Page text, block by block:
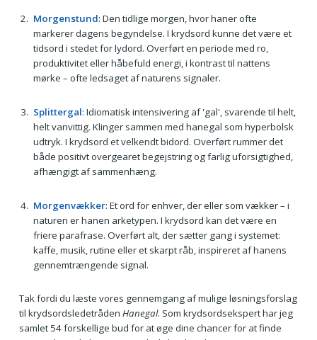
Morgenstund: Den tidlige morgen, hvor haner ofte
markerer dagens begyndelse. I krydsord kunne det være et
tidsord i stedet for lydord. Overført en periode med ro,
produktivitet eller håbefuld energi, i kontrast til nattens
mørke – ofte ledsaget af naturens signaler.
Splittergal: Idiomatisk intensivering af 'gal', svarende til helt,
helt vanvittig. Klinger sammen med hanegal som hyperbolsk
udtryk. I krydsord et velkendt bidord. Overført rummer det
både positivt overgearet begejstring og farlig uforsigtighed,
afhængigt af sammenhæng.
Morgenvækker: Et ord for enhver, der eller som vækker – i
naturen er hanen arketypen. I krydsord kan det være en
friere parafrase. Overført alt, der sætter gang i systemet:
kaffe, musik, rutine eller et skarpt råb, inspireret af hanens
gennemtrængende signal.
Tak fordi du læste vores gennemgang af mulige løsningsforslag
til krydsordsledetråden Hanegal. Som krydsordsekspert har jeg
samlet 54 forskellige bud for at øge dine chancer for at finde